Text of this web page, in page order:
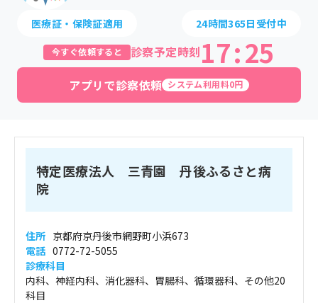
医療証・保険証適用 24時間365日受付中
今すぐ依頼すると 診察予定時刻17:25
アプリで診察依頼 システム利用料0円
特定医療法人 三青園 丹後ふるさと病
院
住所 京都府京丹後市網野町小浜673
電話 0772-72-5055
診療科目
内科、神経内科、消化器科、胃腸科、循環器科、その他20
科目